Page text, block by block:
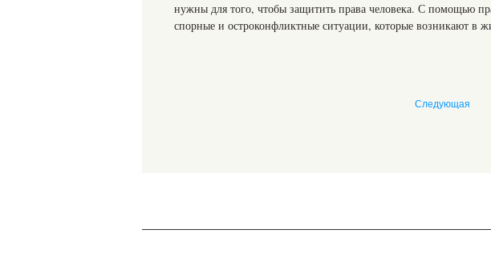
нужны для того, чтобы защитить права человека. С помощью
спорные и остроконфликтные ситуации, которые возникают в
Следующая